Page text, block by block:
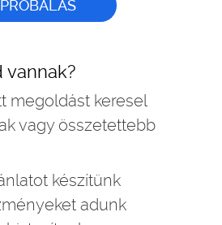
vannak?
megoldást keresel
vagy összetettebb
készítünk
adunk